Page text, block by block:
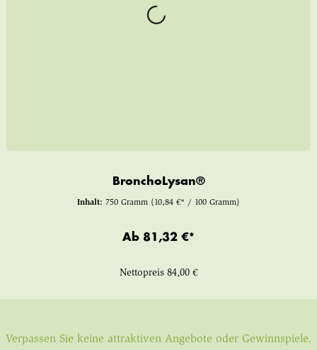
BronchoLysan®
Inhalt: 750 Gramm (10,84 €* / 100 Gramm)
Ab 81,32 €*
Nettopreis 84,00 €
Verpassen Sie keine attraktiven Angebote oder Gewinnspiele.